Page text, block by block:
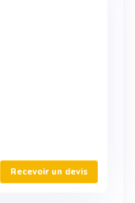
Recevoir un devis